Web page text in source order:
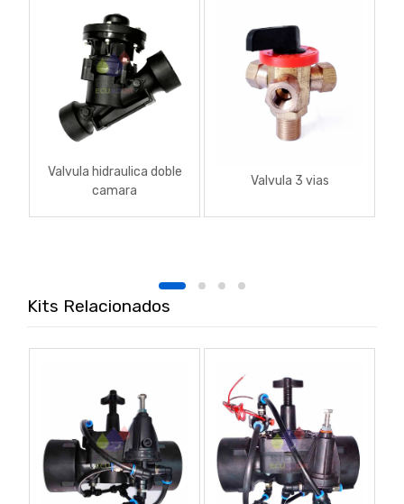
Valvula hidraulica doble
camara
Valvula 3 vias
Kits Relacionados